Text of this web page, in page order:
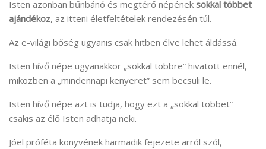
Isten azonban bűnbánó és megtérő népének sokkal többet
ajándékoz, az itteni életfeltételek rendezésén túl.
Az e-világi bőség ugyanis csak hitben élve lehet áldássá.
Isten hívő népe ugyanakkor „sokkal többre” hivatott ennél,
miközben a „mindennapi kenyeret” sem becsüli le.
Isten hívő népe azt is tudja, hogy ezt a „sokkal többet”
csakis az élő Isten adhatja neki.
Jóel próféta könyvének harmadik fejezete arról szól,